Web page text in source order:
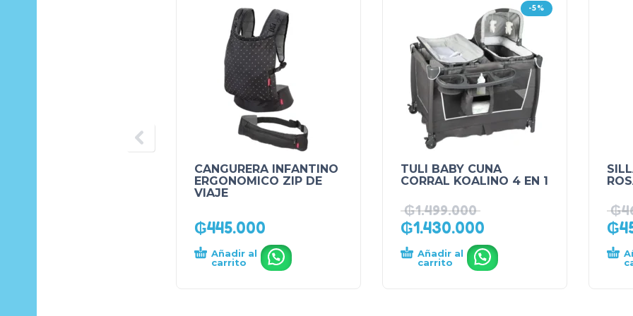
CANGURERA INFANTINO
ERGONOMICO ZIP DE
VIAJE
₲445.000
Añadir al
carrito
.
-5%
TULI BABY CUNA
CORRAL KOALINO 4 EN 1
₲1.499.000
₲1.430.000
Añadir al
carrito
.
₲
₲